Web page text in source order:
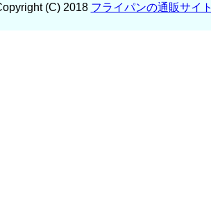
(C) 2018 フライパンの通販サイト